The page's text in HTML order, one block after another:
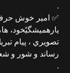
.
✅ امير خوش حرف
يارهميشگيًخود،
تصويري ، پيام
رساند و شور و
.